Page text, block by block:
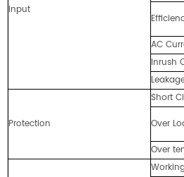
Input
AC
Inrush
Protection
Short
Over
Over